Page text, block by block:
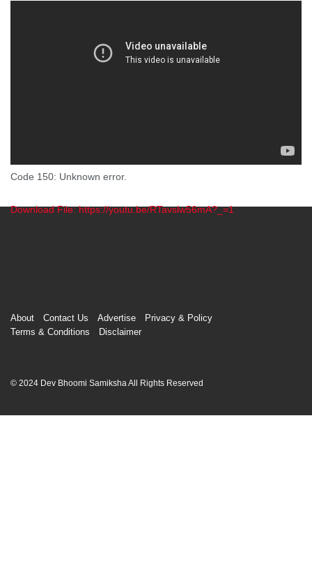
Code 150: Unknown error.
Download File: https://youtu.be/RTavslw56mA?_=1
About Contact Us Advertise
Privacy & Policy
Terms & Conditions
Disclaimer
© 2024 Dev Bhoomi Samiksha All Rights Reserved